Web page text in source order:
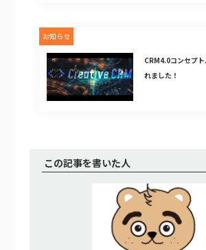
お知らせ
CRM4.0コンセプ
れました！
この記事を書いた人